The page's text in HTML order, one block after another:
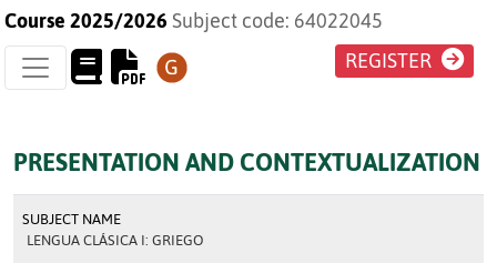
Course 2025/2026 Subject code: 64022045
REGISTER
PRESENTATION AND CONTEXTUALIZATION
SUBJECT NAME
LENGUA CLÁSICA I: GRIEGO